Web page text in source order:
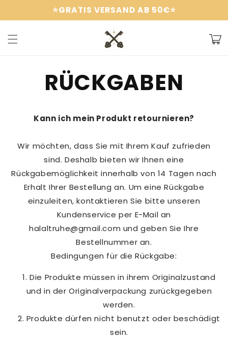
Inhalt
⭐️GRATIS VERSAND AB 50€⭐️
RÜCKGABEN
Kann ich mein Produkt retournieren?
Wir möchten, dass Sie mit Ihrem Kauf zufrieden
sind. Deshalb bieten wir Ihnen eine
Rückgabemöglichkeit innerhalb von 14 Tagen nach
Erhalt Ihrer Bestellung an. Um eine Rückgabe
einzuleiten, kontaktieren Sie bitte unseren
Kundenservice per E-Mail an
halaltruhe@gmail.com und geben Sie Ihre
Bestellnummer an.
Bedingungen für die Rückgabe:
Die Produkte müssen in ihrem Originalzustand
und in der Originalverpackung zurückgegeben
werden.
Produkte dürfen nicht benutzt oder beschädigt
sein.